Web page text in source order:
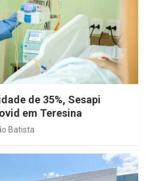
de 35%, Sesapi
em Teresina
Batista